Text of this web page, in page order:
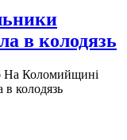
в колодязь
На Коломийщині
в колодязь